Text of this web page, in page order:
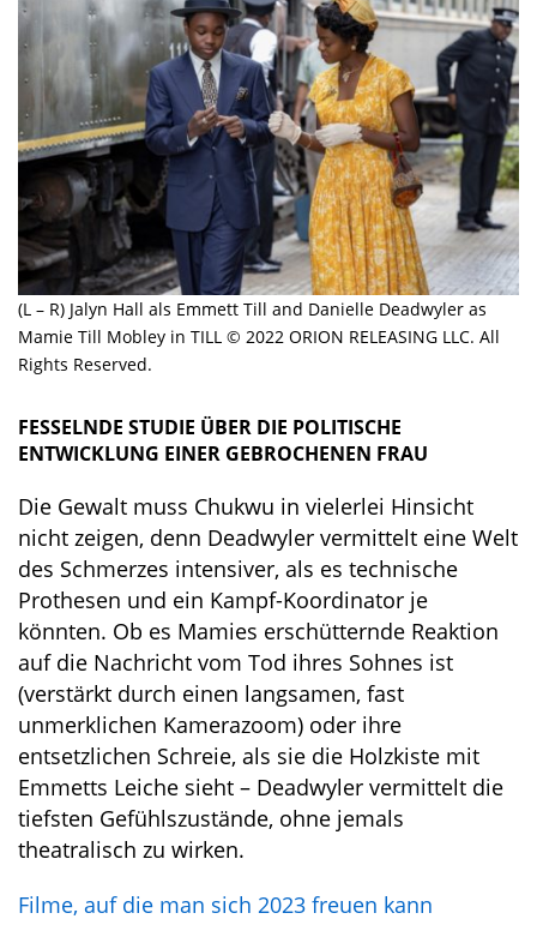
(L – R) Jalyn Hall als Emmett Till and Danielle Deadwyler as
Mamie Till Mobley in TILL © 2022 ORION RELEASING LLC. All
Rights Reserved.
FESSELNDE STUDIE ÜBER DIE POLITISCHE
ENTWICKLUNG EINER GEBROCHENEN FRAU
Die Gewalt muss Chukwu in vielerlei Hinsicht
nicht zeigen, denn Deadwyler vermittelt eine Welt
des Schmerzes intensiver, als es technische
Prothesen und ein Kampf-Koordinator je
könnten. Ob es Mamies erschütternde Reaktion
auf die Nachricht vom Tod ihres Sohnes ist
(verstärkt durch einen langsamen, fast
unmerklichen Kamerazoom) oder ihre
entsetzlichen Schreie, als sie die Holzkiste mit
Emmetts Leiche sieht – Deadwyler vermittelt die
tiefsten Gefühlszustände, ohne jemals
theatralisch zu wirken.
Filme, auf die man sich 2023 freuen kann